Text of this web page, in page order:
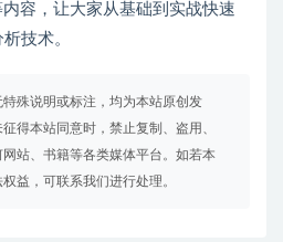
容，让大家从基础到实战快速
技术。
殊说明或标注，均为本站原创发
得本站同意时，禁止复制、盗用、
站、书籍等各类媒体平台。如若本
益，可联系我们进行处理。